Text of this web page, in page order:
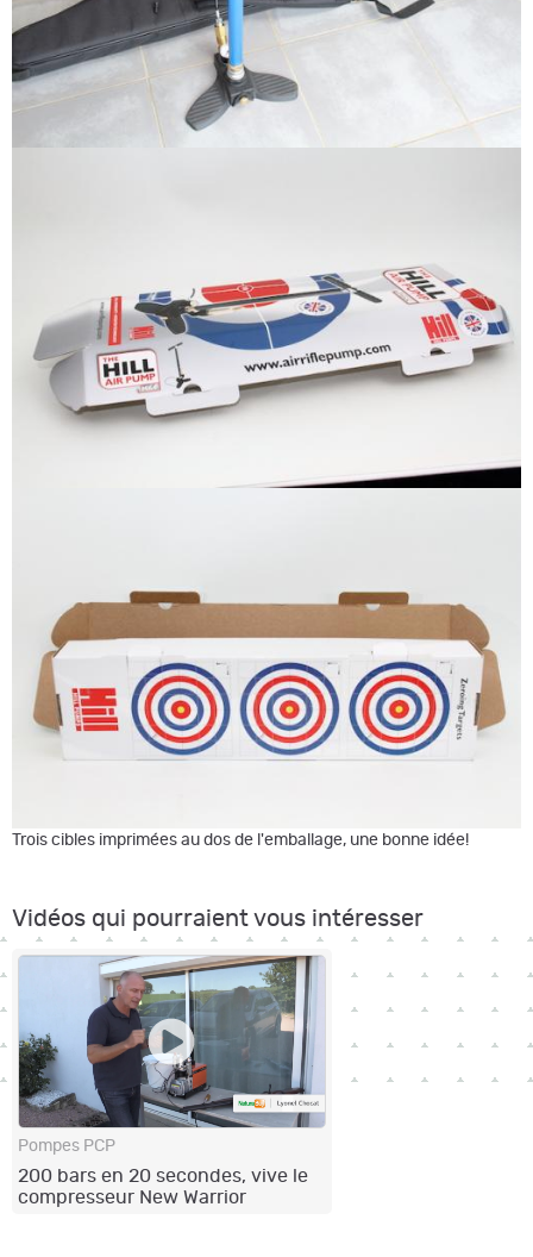
Trois cibles imprimées au dos de l'emballage, une bonne idée!
Vidéos qui pourraient vous intéresser
Pompes PCP
200 bars en 20 secondes, vive le
compresseur New Warrior